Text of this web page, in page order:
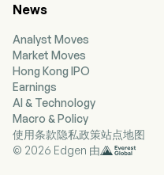
News
Analyst Moves
Market Moves
Hong Kong IPO
Earnings
AI & Technology
Macro & Policy
使用条款隐私政策站点地图
© 2026 Edgen 由